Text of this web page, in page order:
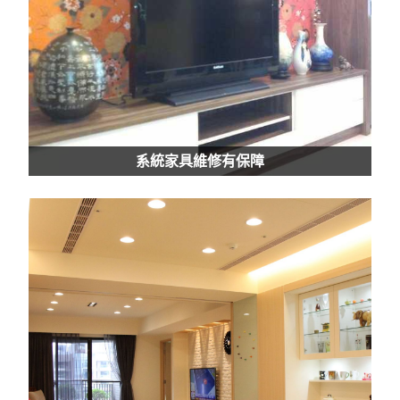
系統家具維修有保障